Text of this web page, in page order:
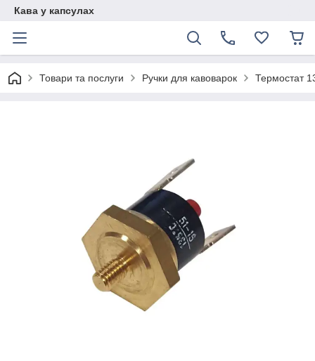
Кава у капсулах
Товари та послуги Ручки для кавоварок Термостат